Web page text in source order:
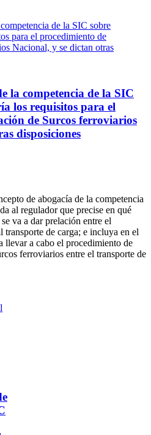
la competencia de la SIC
los requisitos para el
de Surcos ferroviarios
disposiciones
de abogacía de la competencia
al regulador que precise en qué
va a dar prelación entre el
transporte de carga; e incluya en el
llevar a cabo el procedimiento de
ferroviarios entre el transporte de